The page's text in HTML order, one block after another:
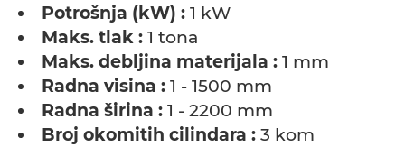
Potrošnja (kW) : 1 kW
Maks. tlak : 1 tona
Maks. debljina materijala : 1 mm
Radna visina : 1 - 1500 mm
Radna širina : 1 - 2200 mm
Broj okomitih cilindara : 3 kom